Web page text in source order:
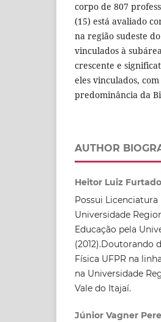
corpo de 807
(15) está avaliado
na região sudeste
vinculados à
crescente e
eles vinculados,
predominância da
AUTHOR
Heitor Luiz
Possui Licenciatura
Universidade
Educação pela
(2012).Doutorando
Física UFPR na
na Universidade
Vale do Itajaí.
Júnior Vagner